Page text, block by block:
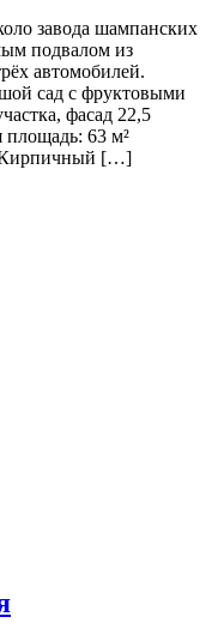
завода шампанских
подвалом из
автомобилей.
сад с фруктовыми
фасад 22,5
63 м²
Кирпичный […]